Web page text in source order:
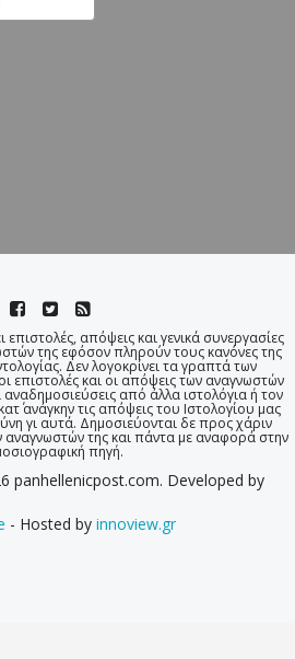
απόψεις και γενικά συνεργασίες
της εφόσον πληρούν τους κανόνες της
Δεν λογοκρίνει τα γραπτά των
επιστολές και οι απόψεις των αναγνωστών
από άλλα ιστολόγια ή τον
ανάγκην τις απόψεις του Ιστολογίου μας
γι αυτά. Δημοσιεύονται δε προς χάριν
της και πάντα με αναφορά στην
πηγή.
panhellenicpost.com. Developed by
- Hosted by innoview.gr